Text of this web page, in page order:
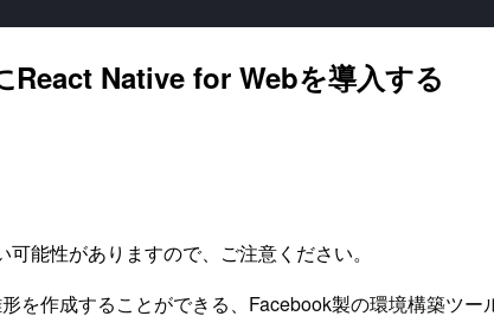
Native for Webを導入する
能性がありますので、ご注意ください。
を作成することができる、Facebook製の環境構築ツ